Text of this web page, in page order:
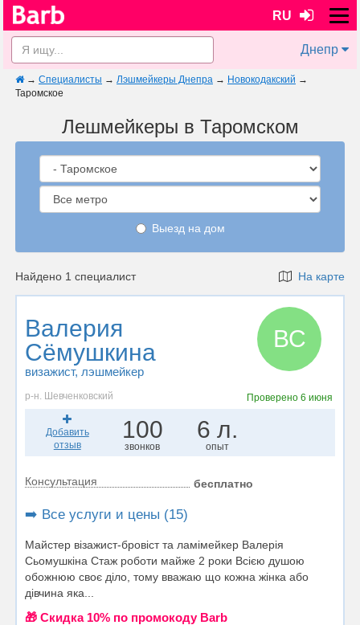
RU
Днепр
→ Специалисты → Лэшмейкеры Днепра → Новокодакский →
Таромское
Лешмейкеры в Таромском
Выезд на дом
Найдено 1 специалист На карте
Валерия
Сёмушкина
визажист, лэшмейкер
ВС
р-н. Шевченковский Проверено 6 июня
Добавить
отзыв
100
звонков
6 л.
опыт
Консультация бесплатно
➡️ Все услуги и цены (15)
Майстер візажист-бровіст та ламімейкер Валерія
Сьомушкіна Стаж роботи майже 2 роки Всією душою
обожнюю своє діло, тому вважаю що кожна жінка або
дівчина яка...
🎁 Cкидка 10% по промокоду Barb